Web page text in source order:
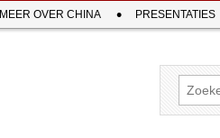
MEER OVER CHINA PRESENTATIES
Zoeken
naar: